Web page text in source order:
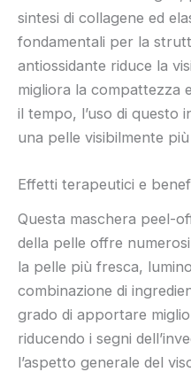
sintesi di collagene ed
fondamentali per la
antiossidante riduce la
migliora la compattezza
il tempo, l’uso di questo
una pelle visibilmente
Effetti terapeutici e
Questa maschera peel-
della pelle offre
la pelle più fresca,
combinazione di
grado di apportare
riducendo i segni
l’aspetto generale del